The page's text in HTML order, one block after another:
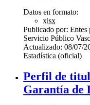
Datos en formato:
xlsx
Publicado por: Entes
Servicio Público
Actualizado: 08/07/
Estadística (oficial)
Perfil de
Garantía de